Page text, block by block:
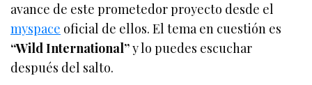
avance de este prometedor proyecto desde el
myspace oficial de ellos. El tema en cuestión es
“Wild International”y lo puedes escuchar
después del salto.